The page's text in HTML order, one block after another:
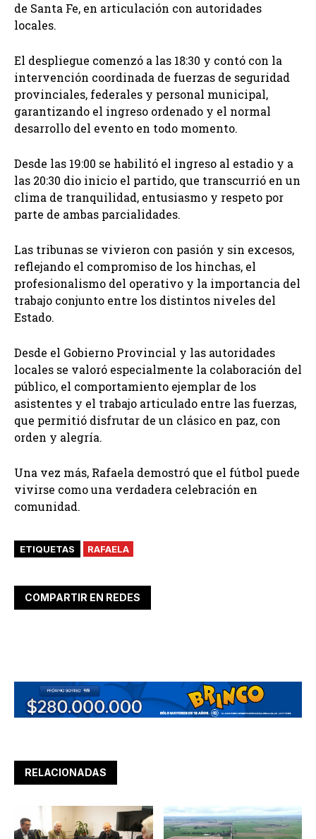
de Santa Fe, en articulación con autoridades
locales.
El despliegue comenzó a las 18:30 y contó con la
intervención coordinada de fuerzas de seguridad
provinciales, federales y personal municipal,
garantizando el ingreso ordenado y el normal
desarrollo del evento en todo momento.
Desde las 19:00 se habilitó el ingreso al estadio y a
las 20:30 dio inicio el partido, que transcurrió en un
clima de tranquilidad, entusiasmo y respeto por
parte de ambas parcialidades.
Las tribunas se vivieron con pasión y sin excesos,
reflejando el compromiso de los hinchas, el
profesionalismo del operativo y la importancia del
trabajo conjunto entre los distintos niveles del
Estado.
Desde el Gobierno Provincial y las autoridades
locales se valoró especialmente la colaboración del
público, el comportamiento ejemplar de los
asistentes y el trabajo articulado entre las fuerzas,
que permitió disfrutar de un clásico en paz, con
orden y alegría.
Una vez más, Rafaela demostró que el fútbol puede
vivirse como una verdadera celebración en
comunidad.
ETIQUETAS RAFAELA
COMPARTIR EN REDES
RELACIONADAS